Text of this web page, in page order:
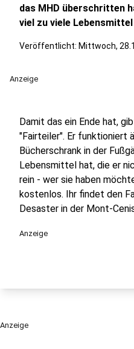
das MHD überschritten
viel zu viele
Veröffentlicht: Mittwoch,
Anzeige
Damit das ein Ende hat,
"Fairteiler". Er funktioniert
Bücherschrank in der
Lebensmittel hat, die er
rein - wer sie haben
kostenlos. Ihr findet den
Desaster in der Mont-
Anzeige
Anzeige